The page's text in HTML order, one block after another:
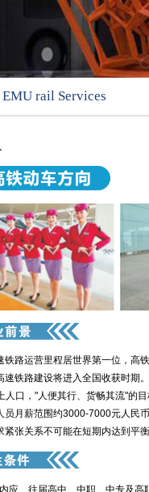
rail Services
路运营里程居世界第一位，高
速铁路建设将进入全国收获时期
人口，"人便其行、货畅其流"的
员月薪范围约3000-7000元人民
紧张关系不可能在短期内达到平
应、往届高中、中职、中专及高